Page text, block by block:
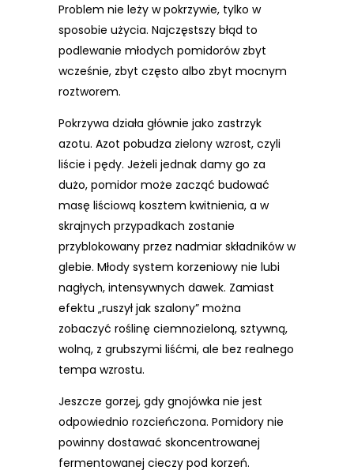
Problem nie leży w pokrzywie, tylko w
sposobie użycia. Najczęstszy błąd to
podlewanie młodych pomidorów zbyt
wcześnie, zbyt często albo zbyt mocnym
roztworem.
Pokrzywa działa głównie jako zastrzyk
azotu. Azot pobudza zielony wzrost, czyli
liście i pędy. Jeżeli jednak damy go za
dużo, pomidor może zacząć budować
masę liściową kosztem kwitnienia, a w
skrajnych przypadkach zostanie
przyblokowany przez nadmiar składników w
glebie. Młody system korzeniowy nie lubi
nagłych, intensywnych dawek. Zamiast
efektu „ruszył jak szalony” można
zobaczyć roślinę ciemnozieloną, sztywną,
wolną, z grubszymi liśćmi, ale bez realnego
tempa wzrostu.
Jeszcze gorzej, gdy gnojówka nie jest
odpowiednio rozcieńczona. Pomidory nie
powinny dostawać skoncentrowanej
fermentowanej cieczy pod korzeń.